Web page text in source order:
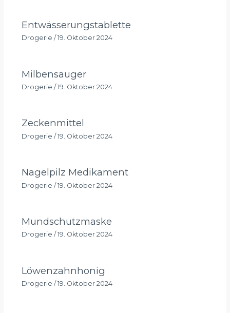
Entwässerungstablette
Drogerie / 19. Oktober 2024
Milbensauger
Drogerie / 19. Oktober 2024
Zeckenmittel
Drogerie /19. Oktober 2024
Nagelpilz Medikament
Drogerie /19. Oktober 2024
Mundschutzmaske
Drogerie / 19. Oktober 2024
Löwenzahnhonig
Drogerie / 19. Oktober 2024